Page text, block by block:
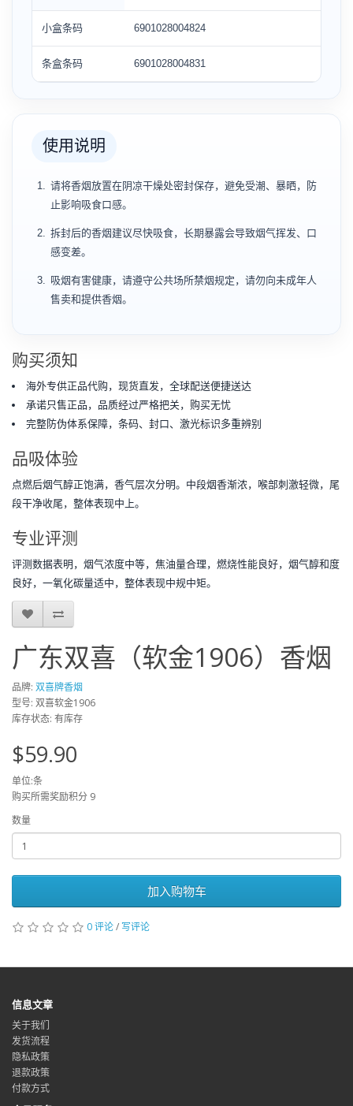
小盒条码 6901028004824
条盒条码 6901028004831
使用说明
请将香烟放置在阴凉干燥处密封保存，避免受潮、暴晒，防
止影响吸食口感。
拆封后的香烟建议尽快吸食，长期暴露会导致烟气挥发、口
感变差。
吸烟有害健康，请遵守公共场所禁烟规定，请勿向未成年人
售卖和提供香烟。
购买须知
海外专供正品代购，现货直发，全球配送便捷送达
承诺只售正品，品质经过严格把关，购买无忧
完整防伪体系保障，条码、封口、激光标识多重辨别
品吸体验
点燃后烟气醇正饱满，香气层次分明。中段烟香渐浓，喉部刺激轻微，尾
段干净收尾，整体表现中上。
专业评测
评测数据表明，烟气浓度中等，焦油量合理，燃烧性能良好，烟气醇和度
良好，一氧化碳量适中，整体表现中规中矩。
广东双喜（软金1906）香烟
品牌: 双喜牌香烟
型号: 双喜软金1906
库存状态: 有库存
$59.90
单位:条
购买所需奖励积分 9
数量
加入购物车
0 评论/ 写评论
信息文章
关于我们
发货流程
隐私政策
退款政策
付款方式